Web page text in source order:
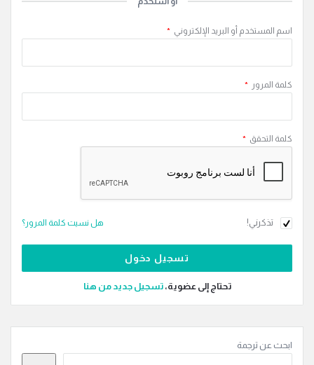
اسم المستخدم أو البريد الإلكتروني *
كلمة المرور *
كلمة التحقق *
تذكرني! هل نسيت كلمة المرور؟
تحتاج إلى عضوية،‫تسجيل جديد من هنا
الجانبية
ابحث عن ترجمة